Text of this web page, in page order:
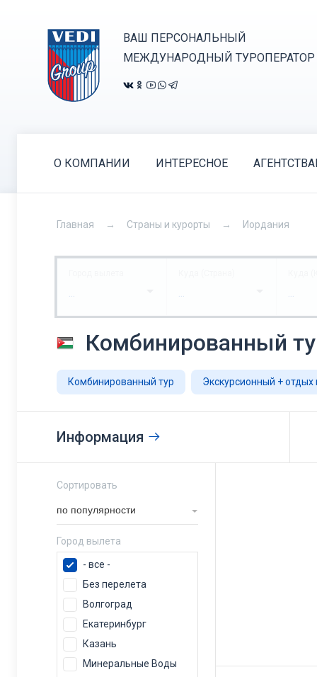
ВАШ ПЕРСОНАЛЬНЫЙ
МЕЖДУНАРОДНЫЙ ТУРОПЕРАТОР
О КОМПАНИИ ИНТЕРЕСНОЕ
Главная Страны и курорты Иордания
... ... ...
Комбинированный
Комбинированный тур Экскурсионный + отдых
Информация
Сортировать
по популярности
Город вылета
- все -
Без перелета
Волгоград
Екатеринбург
Казань
Минеральные Воды